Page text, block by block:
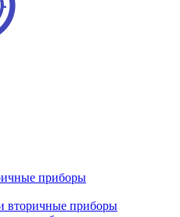
приборы
вторичные приборы